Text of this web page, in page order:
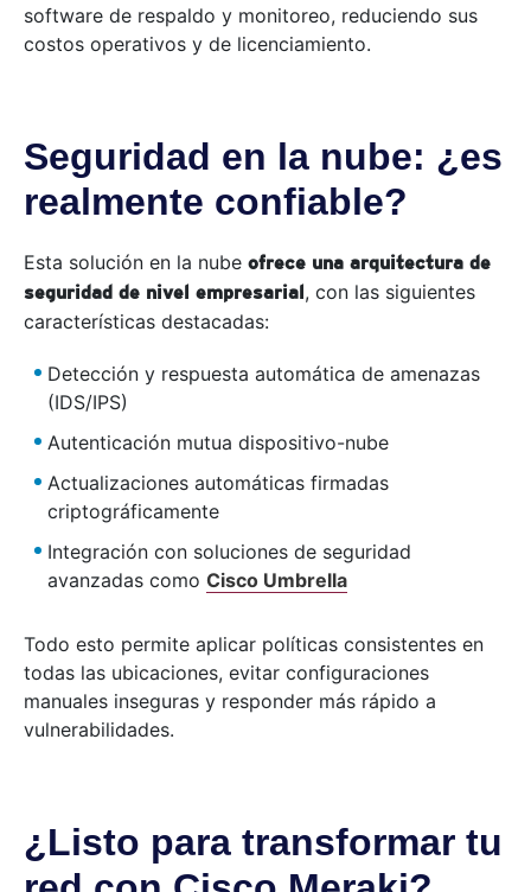
software de respaldo y monitoreo, reduciendo sus
costos operativos y de licenciamiento.
Seguridad en la nube: ¿es
realmente confiable?
Esta solución en la nube ofrece una arquitectura de
seguridad de nivel empresarial, con las siguientes
características destacadas:
Detección y respuesta automática de amenazas
(IDS/IPS)
Autenticación mutua dispositivo-nube
Actualizaciones automáticas firmadas
criptográficamente
Integración con soluciones de seguridad
avanzadas como Cisco Umbrella
Todo esto permite aplicar políticas consistentes en
todas las ubicaciones, evitar configuraciones
manuales inseguras y responder más rápido a
vulnerabilidades.
¿Listo para transformar tu